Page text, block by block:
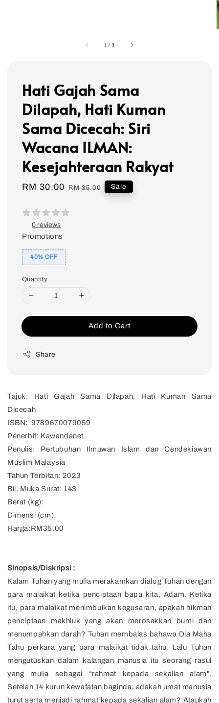
1 /3
Hati Gajah Sama
Dilapah, Hati Kuman
Sama Dicecah: Siri
Wacana ILMAN:
Kesejahteraan Rakyat
Sale
RM 30.00 Regular
RM 35.00 Sale
0 reviews
Promotions
40% OFF
Quantity
Add to Cart
Share
Tajuk: Hati Gajah Sama Dilapah, Hati Kuman Sama
Dicecah
ISBN: 9789670079059
Penerbit: Kawandanet
Penulis: Pertubuhan Ilmuwan Islam dan Cendekiawan
Muslim Malaysia
Tahun Terbitan: 2023
Bil. Muka Surat: 143
Berat (kg):
Dimensi (cm):
Harga:RM35.00
Sinopsis/Diskripsi :
Kalam Tuhan yang mulia merakamkan dialog Tuhan dengan
para malaikat ketika penciptaan bapa kita, Adam. Ketika
itu, para malaikat menimbulkan kegusaran, apakah hikmah
penciptaan makhluk yang akan merosakkan bumi dan
menumpahkan darah? Tuhan membalas bahawa Dia Maha
Tahu perkara yang para malaikat tidak tahu. Lalu Tuhan
mengutuskan dalam kalangan manusia itu seorang rasul
yang mulia sebagai “rahmat kepada sekalian alam".
Setelah 14 kurun kewafatan baginda, adakah umat manusia
turut serta menjadi rahmat kepada sekalian alam? Ataukah